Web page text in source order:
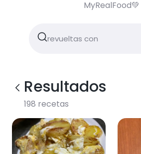
MyRealFood💚
Resultados
198 recetas